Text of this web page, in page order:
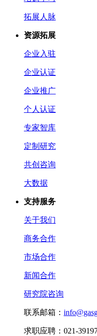
拓展人脉
资源拓展
企业入驻
企业认证
企业推广
个人认证
专家智库
定制研究
共创咨询
大数据
支持服务
关于我们
商务合作
市场合作
新闻合作
研究院咨询
联系邮箱：
求职应聘：021-